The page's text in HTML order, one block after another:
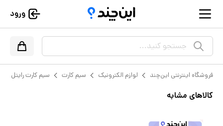
ورود
جستجو کنید...
فروشگاه اینترنتی این‌چند لوازم الکترونیک سیم کارت سیم کارت رایتل
کالاهای مشابه